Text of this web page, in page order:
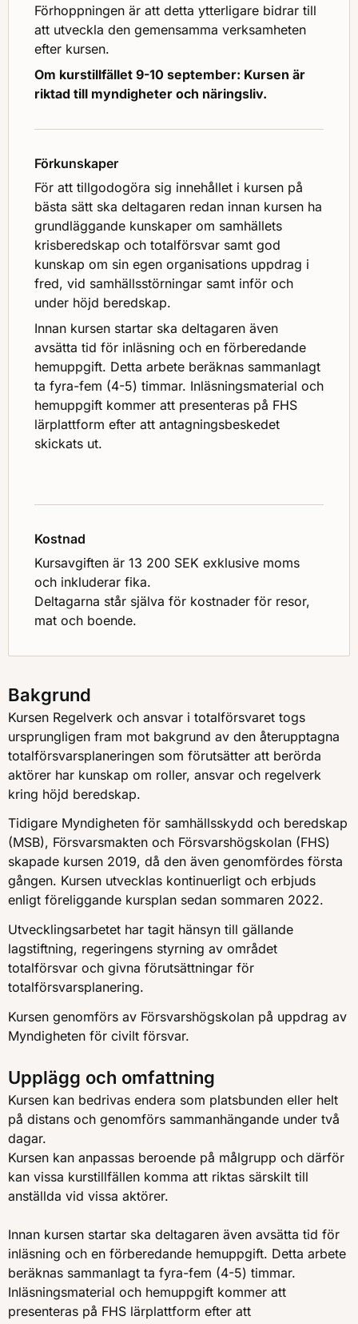
Förhoppningen är att detta ytterligare bidrar till
att utveckla den gemensamma verksamheten
efter kursen.
Om kurstillfället 9-10 september: Kursen är
riktad till myndigheter och näringsliv.
Förkunskaper
För att tillgodogöra sig innehållet i kursen på
bästa sätt ska deltagaren redan innan kursen ha
grundläggande kunskaper om samhällets
krisberedskap och totalförsvar samt god
kunskap om sin egen organisations uppdrag i
fred, vid samhällsstörningar samt inför och
under höjd beredskap.
Innan kursen startar ska deltagaren även
avsätta tid för inläsning och en förberedande
hemuppgift. Detta arbete beräknas sammanlagt
ta fyra-fem (4-5) timmar. Inläsningsmaterial och
hemuppgift kommer att presenteras på FHS
lärplattform efter att antagningsbeskedet
skickats ut.
Kostnad
Kursavgiften är 13 200 SEK exklusive moms
och inkluderar fika.
Deltagarna står själva för kostnader för resor,
mat och boende.
Bakgrund
Kursen Regelverk och ansvar i totalförsvaret togs
ursprungligen fram mot bakgrund av den återupptagna
totalförsvarsplaneringen som förutsätter att berörda
aktörer har kunskap om roller, ansvar och regelverk
kring höjd beredskap.
Tidigare Myndigheten för samhällsskydd och beredskap
(MSB), Försvarsmakten och Försvarshögskolan (FHS)
skapade kursen 2019, då den även genomfördes första
gången. Kursen utvecklas kontinuerligt och erbjuds
enligt föreliggande kursplan sedan sommaren 2022.
Utvecklingsarbetet har tagit hänsyn till gällande
lagstiftning, regeringens styrning av området
totalförsvar och givna förutsättningar för
totalförsvarsplanering.
Kursen genomförs av Försvarshögskolan på uppdrag av
Myndigheten för civilt försvar.
Upplägg och omfattning
Kursen kan bedrivas endera som platsbunden eller helt
på distans och genomförs sammanhängande under två
dagar.
Kursen kan anpassas beroende på målgrupp och därför
kan vissa kurstillfällen komma att riktas särskilt till
anställda vid vissa aktörer.
Innan kursen startar ska deltagaren även avsätta tid för
inläsning och en förberedande hemuppgift. Detta arbete
beräknas sammanlagt ta fyra-fem (4-5) timmar.
Inläsningsmaterial och hemuppgift kommer att
presenteras på FHS lärplattform efter att